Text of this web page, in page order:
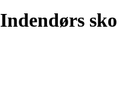
Indendørs sko